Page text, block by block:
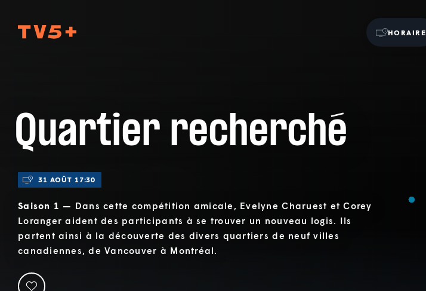
HORAIRE
Quartier recherché
31 AOÛT 17:30
Saison 1 — Dans cette compétition amicale, Evelyne Charuest et Corey
Loranger aident des participants à se trouver un nouveau logis. Ils
partent ainsi à la découverte des divers quartiers de neuf villes
canadiennes, de Vancouver à Montréal.